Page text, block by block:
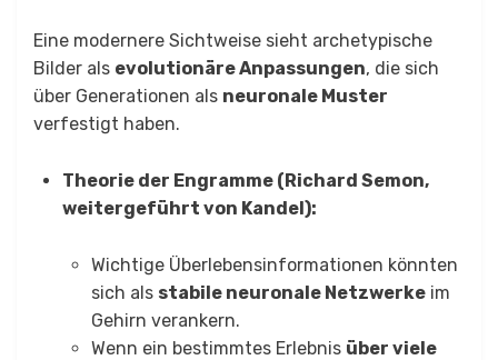
Eine modernere Sichtweise sieht archetypische
Bilder als evolutionäre Anpassungen, die sich
über Generationen als neuronale Muster
verfestigt haben.
Theorie der Engramme (Richard Semon,
weitergeführt von Kandel):
Wichtige Überlebensinformationen könnten
sich als stabile neuronale Netzwerke im
Gehirn verankern.
Wenn ein bestimmtes Erlebnis über viele